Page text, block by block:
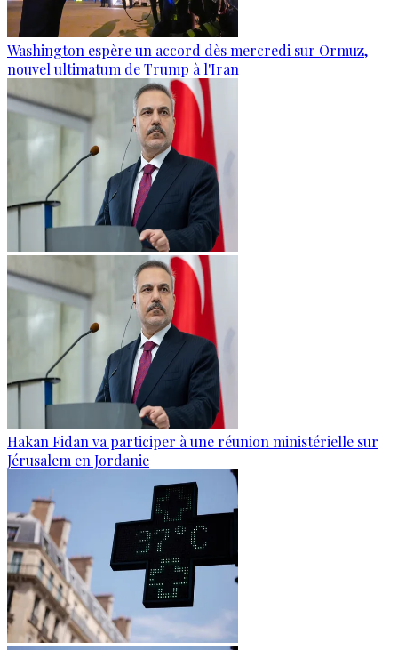
Washington espère un accord dès mercredi sur Ormuz,
nouvel ultimatum de Trump à l'Iran
Hakan Fidan va participer à une réunion ministérielle sur
Jérusalem en Jordanie